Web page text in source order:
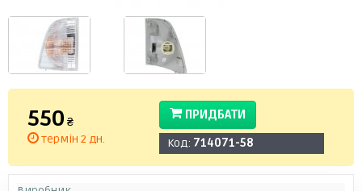
550 ₴
термін 2 дн.
ПРИДБАТИ
Код: 714071-58